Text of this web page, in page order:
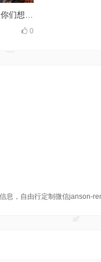
0
息，自由行定制微信janson-